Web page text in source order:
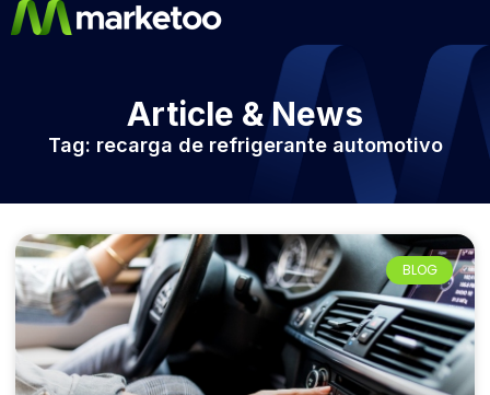
Article & News
Tag: recarga de refrigerante automotivo
BLOG